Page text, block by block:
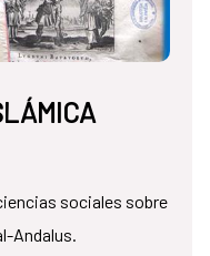
sociales sobre
Andalus.